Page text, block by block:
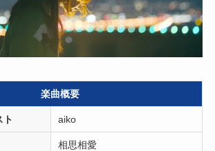
楽曲概要
ト aiko
相思相愛